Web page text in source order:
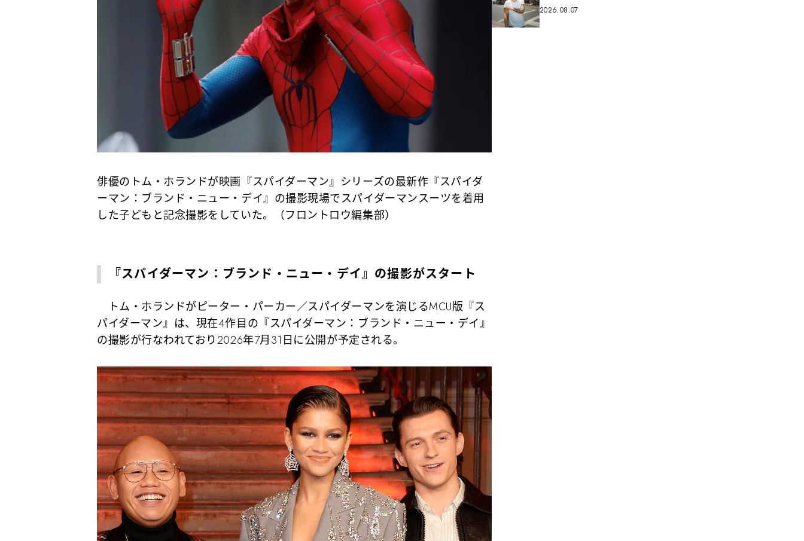
俳優のトム・ホランドが映画『スパイダーマン』シリーズの最新作『スパイダ
ーマン：ブランド・ニュー・デイ』の撮影現場でスパイダーマンスーツを着用
した子どもと記念撮影をしていた。（フロントロウ編集部）
『スパイダーマン：ブランド・ニュー・デイ』の撮影がスタート
トム・ホランドがピーター・パーカー／スパイダーマンを演じるMCU版『ス
パイダーマン』は、現在4作目の『スパイダーマン：ブランド・ニュー・デイ』
の撮影が行なわれており2026年7月31日に公開が予定される。
2026.08.07